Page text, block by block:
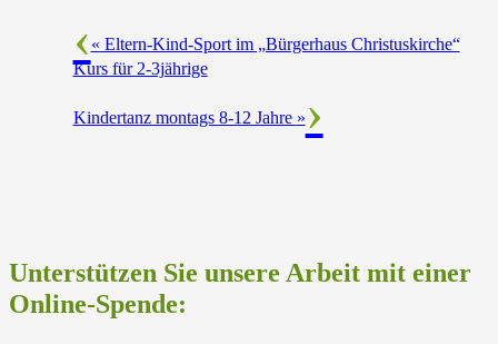
« Eltern-Kind-Sport im „Bürgerhaus Christuskirche“
Kurs für 2-3jährige
Kindertanz montags 8-12 Jahre »
Unterstützen Sie unsere Arbeit mit einer
Online-Spende: